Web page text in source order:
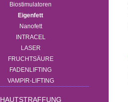
Biostimulatoren
Eigenfett
Nanofett
INTRACEL
LASER
FRUCHTSÄURE
FADENLIFTING
VAMPIR-LIFTING
HAUTSTRAFFUNG